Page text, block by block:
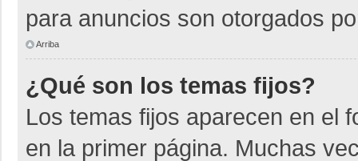
para anuncios son otorgados
Arriba
¿Qué son los temas fijos?
Los temas fijos aparecen en el
en la primer página. Muchas